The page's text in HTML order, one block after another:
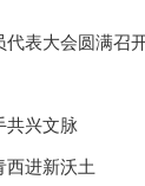
代表大会圆满召
共兴文脉
西进新沃土